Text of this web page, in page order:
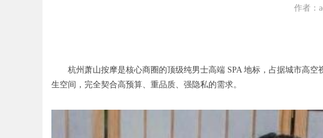
作者：
杭州萧山按摩是核心商圈的顶级纯男士高端 SPA 地标，占据城市高空
生空间，完全契合高预算、重品质、强隐私的需求。